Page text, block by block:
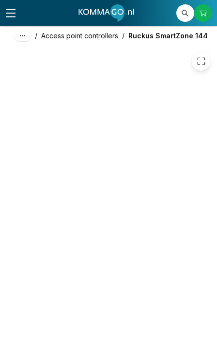
/ Access point controllers / Ruckus SmartZone 144
excl. btw